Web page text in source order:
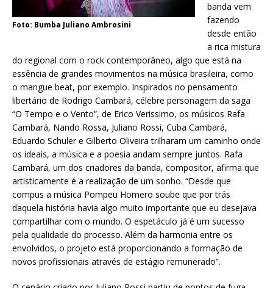
Foto: Bumba Juliano Ambrosini
banda vem
fazendo
desde então
a rica mistura
do regional com o rock contemporâneo, algo que está na
essência de grandes movimentos na música brasileira, como
o mangue beat, por exemplo. Inspirados no pensamento
libertário de Rodrigo Cambará, célebre personagem da saga
“O Tempo e o Vento”, de Erico Verissimo, os músicos Rafa
Cambará, Nando Rossa, Juliano Rossi, Cuba Cambará,
Eduardo Schuler e Gilberto Oliveira trilharam um caminho onde
os ideais, a música e a poesia andam sempre juntos. Rafa
Cambará, um dos criadores da banda, compositor, afirma que
artisticamente é a realização de um sonho. “Desde que
compus a música Pompeu Homero soube que por trás
daquela história havia algo muito importante que eu desejava
compartilhar com o mundo. O espetáculo já é um sucesso
pela qualidade do processo. Além da harmonia entre os
envolvidos, o projeto está proporcionando a formação de
novos profissionais através de estágio remunerado”.